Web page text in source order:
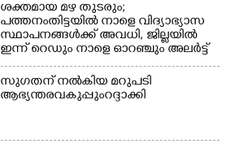
ശക്തമായ മഴ തുടരും;
പത്തനംതിട്ടയിൽ നാളെ വിദ്യാഭ്യാസ
സ്ഥാപനങ്ങൾക്ക് അവധി,​ ജില്ലയിൽ
ഇന്ന് റെ‌ഡും നാളെ ഓറഞ്ചും അലർട്ട്
സുഗതന് നൽകിയ മറുപടി
ആഭ്യന്തരവകുപ്പും റദ്ദാക്കി